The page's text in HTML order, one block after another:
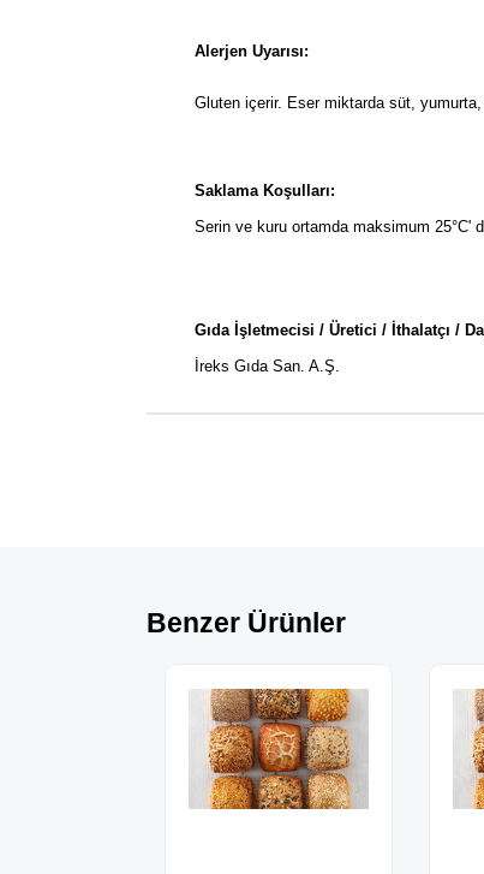
Alerjen Uyarısı:
Gluten içerir. Eser miktarda süt,
Saklama Koşulları:
Serin ve kuru ortamda maksimum 25°C'
Gıda İşletmecisi / Üretici / İthalatçı /
İreks Gıda San. A.Ş.
Benzer Ürünler